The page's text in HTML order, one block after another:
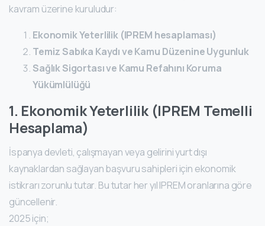
kavram üzerine kuruludur:
Ekonomik Yeterlilik (IPREM hesaplaması)
Temiz Sabıka Kaydı ve Kamu Düzenine Uygunluk
Sağlık Sigortası ve Kamu Refahını Koruma
Yükümlülüğü
1. Ekonomik Yeterlilik (IPREM Temelli
Hesaplama)
İspanya devleti, çalışmayan veya gelirini yurt dışı
kaynaklardan sağlayan başvuru sahipleri için ekonomik
istikrarı zorunlu tutar. Bu tutar her yıl IPREM oranlarına göre
güncellenir.
2025 için;